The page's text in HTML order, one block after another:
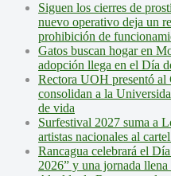
Siguen los cierres de
nuevo operativo deja un
prohibición de
Gatos buscan hogar en
adopción llega en el Día
Rectora UOH presentó al
consolidan a la
de vida
Surfestival 2027 suma a
artistas nacionales al
Rancagua celebrará el
2026” y una jornada